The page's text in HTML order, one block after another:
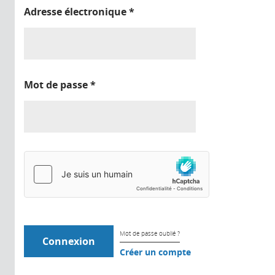
Adresse électronique*
Mot de passe*
Mot de passe oublié ?
Créer un compte